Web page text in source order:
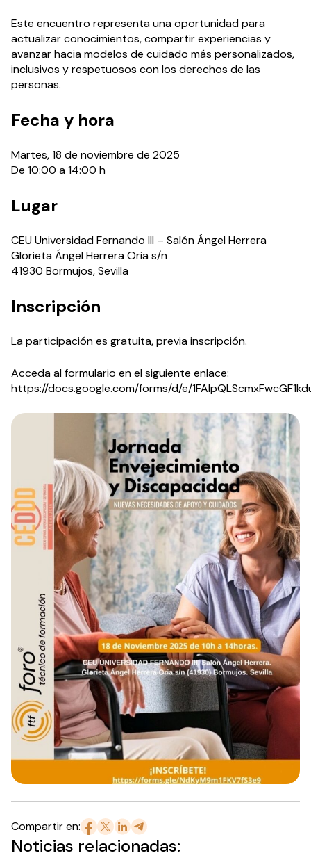
Este encuentro representa una oportunidad para
actualizar conocimientos, compartir experiencias y
avanzar hacia modelos de cuidado más personalizados,
inclusivos y respetuosos con los derechos de las
personas.
Fecha y hora
Martes, 18 de noviembre de 2025
De 10:00 a 14:00 h
Lugar
CEU Universidad Fernando III – Salón Ángel Herrera
Glorieta Ángel Herrera Oria s/n
41930 Bormujos, Sevilla
Inscripción
La participación es gratuita, previa inscripción.
Acceda al formulario en el siguiente enlace:
https://docs.google.com/forms/d/e/
Compartir en:
Noticias relacionadas: